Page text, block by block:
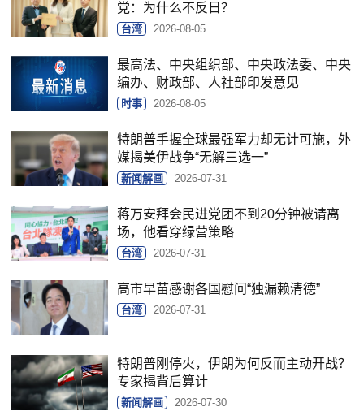
党：为什么不反日？
台湾 2026-08-05
最高法、中央组织部、中央政法委、中央
编办、财政部、人社部印发意见
时事 2026-08-05
特朗普手握全球最强军力却无计可施，外
媒揭美伊战争“无解三选一”
新闻解画 2026-07-31
蒋万安拜会民进党团不到20分钟被请离
场，他看穿绿营策略
台湾 2026-07-31
高市早苗感谢各国慰问“独漏赖清德”
台湾 2026-07-31
特朗普刚停火，伊朗为何反而主动开战？
专家揭背后算计
新闻解画 2026-07-30